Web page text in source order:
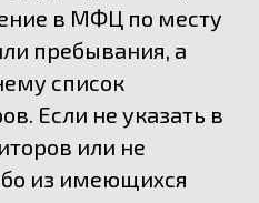
в МФЦ по месту
пребывания, а
список
Если не указать в
или не
из имеющихся